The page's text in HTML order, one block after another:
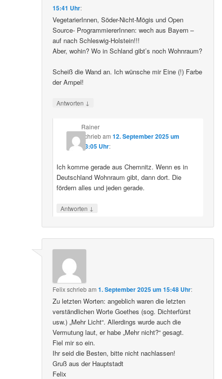
15:41 Uhr:
VegetarierInnen, Söder-Nicht-Mögis und Open
Source- ProgrammiererInnen: wech aus Bayern –
auf nach Schleswig-Holstein!!!
Aber, wohin? Wo in Schland gibt’s noch Wohnraum?
Scheiß die Wand an. Ich wünsche mir Eine (!) Farbe
der Ampel!
Antworten ↓
Rainer
schriebam 12. September 2025 um
23:05 Uhr:
Ich komme gerade aus Chemnitz. Wenn es in
Deutschland Wohnraum gibt, dann dort. Die
fördern alles und jeden gerade.
Antworten ↓
Felixschriebam1. September 2025 um 15:48 Uhr:
Zu letzten Worten: angeblich waren die letzten
verständlichen Worte Goethes (sog. Dichterfürst
usw.) „Mehr Licht“. Allerdings wurde auch die
Vermutung laut, er habe „Mehr nicht?“ gesagt.
Fiel mir so ein.
Ihr seid die Besten, bitte nicht nachlassen!
Gruß aus der Hauptstadt
Felix